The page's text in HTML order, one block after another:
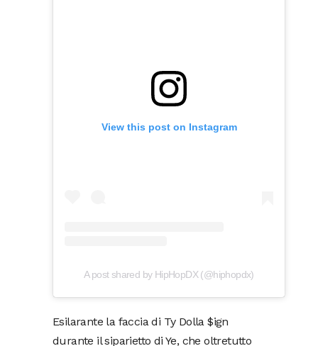
View this post on Instagram
A post shared by HipHopDX (@hiphopdx)
Esilarante la faccia di Ty Dolla $ign
durante il siparietto di Ye, che oltretutto